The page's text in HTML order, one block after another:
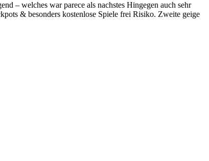
– welches war parece als nachstes Hingegen auch sehr
& besonders kostenlose Spiele frei Risiko. Zweite geige